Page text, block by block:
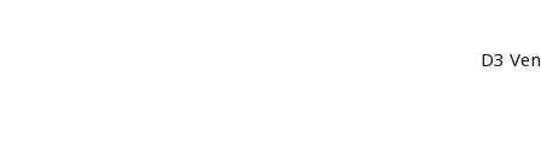
D3